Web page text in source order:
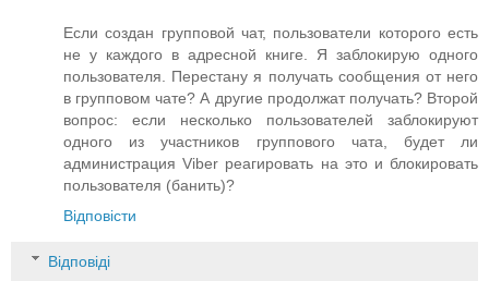
Если создан групповой чат, пользователи которого есть
не у каждого в адресной книге. Я заблокирую одного
пользователя. Перестану я получать сообщения от него
в групповом чате? А другие продолжат получать? Второй
вопрос: если несколько пользователей заблокируют
одного из участников группового чата, будет ли
администрация Viber реагировать на это и блокировать
пользователя (банить)?
Відповісти
Відповіді